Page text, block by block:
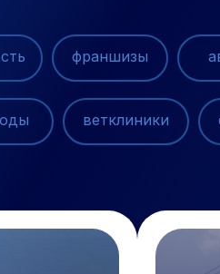
франшизы
ветклиники